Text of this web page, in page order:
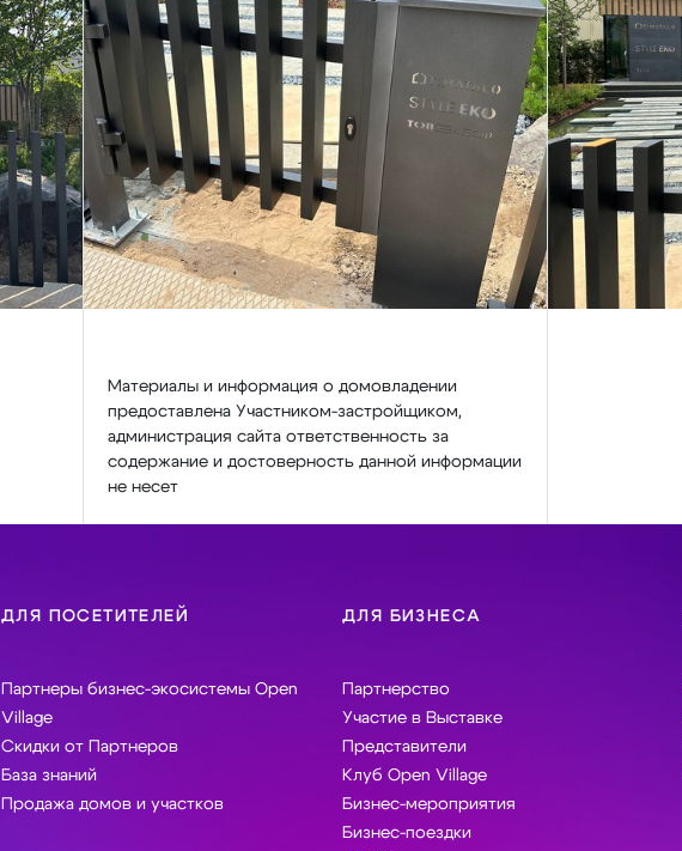
Материалы и информация о домовладении
предоставлена Участником-застройщиком,
администрация сайта ответственность за
содержание и достоверность данной информации
не несет
ДЛЯ ПОСЕТИТЕЛЕЙ
Партнеры бизнес-экосистемы Open
Village
Скидки от Партнеров
База знаний
Продажа домов и участков
ДЛЯ БИЗНЕСА
Партнерство
Участие в Выставке
Представители
Клуб Open Village
Бизнес-мероприятия
Бизнес-поездки